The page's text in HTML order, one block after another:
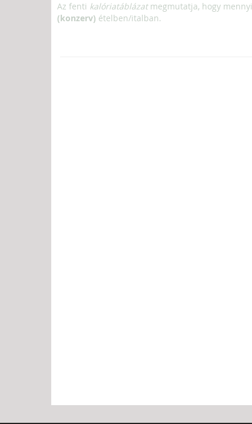
Az fenti kalóriatáblázatmegmutatja, hogy mennyi
(konzerv) ételben/italban.